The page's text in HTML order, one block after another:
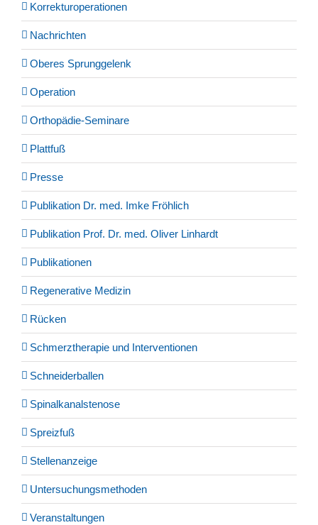
Korrekturoperationen
Nachrichten
Oberes Sprunggelenk
Operation
Orthopädie-Seminare
Plattfuß
Presse
Publikation Dr. med. Imke Fröhlich
Publikation Prof. Dr. med. Oliver Linhardt
Publikationen
Regenerative Medizin
Rücken
Schmerztherapie und Interventionen
Schneiderballen
Spinalkanalstenose
Spreizfuß
Stellenanzeige
Untersuchungsmethoden
Veranstaltungen